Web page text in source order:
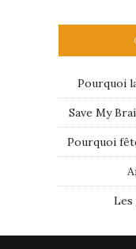
Pourquoi
Save My
Pourquoi